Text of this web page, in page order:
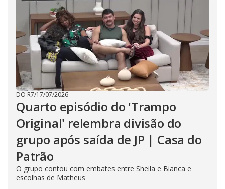
DO R7/17/07/2026
Quarto episódio do 'Trampo
Original' relembra divisão do
grupo após saída de JP | Casa do
Patrão
O grupo contou com embates entre Sheila e Bianca e
escolhas de Matheus